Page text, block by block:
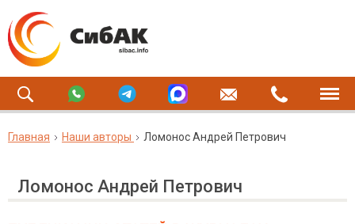
Главная Наши авторы Ломонос Андрей Петрович
Ломонос Андрей Петрович